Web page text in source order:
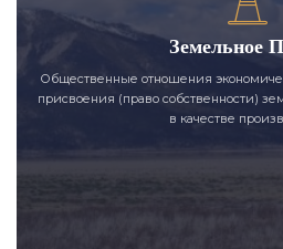
Земельное
Общественные отношения
присвоения (право собственности)
в качестве